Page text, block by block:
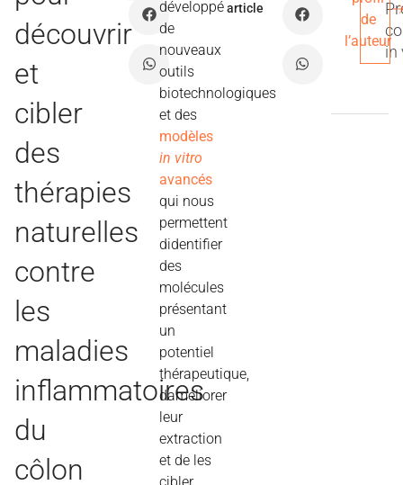
découvrir
et
cibler
des
thérapies
naturelles
contre
les
maladies
inflammatoires
du
côlon
développé
de
nouveaux
outils
biotechnologiques
et des
modèles
in vitro
avancés
qui nous
permettent
didentifier
des
molécules
présentant
un
potentiel
thérapeutique,
daméliorer
leur
extraction
et de les
cibler
article
in
de
l’auteur